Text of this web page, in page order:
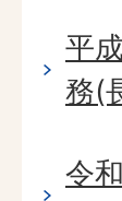
平
務(
令